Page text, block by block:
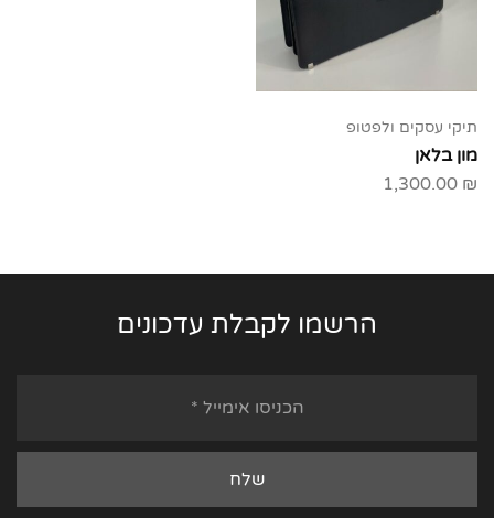
תיקי עסקים ולפטופ
מון בלאן
1,300.00 ₪
הרשמו לקבלת עדכונים